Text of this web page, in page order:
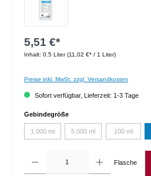
5,51 €*
Inhalt: 0.5 Liter(11,02 €* / 1 Liter)
Preise inkl. MwSt. zzgl. Versandkosten
Sofort verfügbar, Lieferzeit: 1-3 Tage
Gebindegrößeauswählen
1.000 ml(Diese Option ist zurzeit nicht verfügbar.)
5.000 ml(Diese Option ist zurzeit
100 ml
(Diese
Flasche